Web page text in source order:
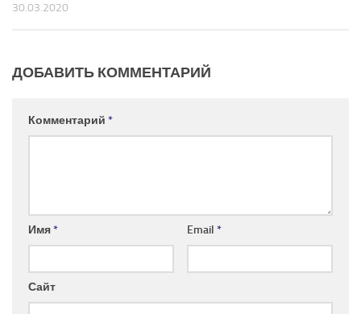
30.03.2020
ДОБАВИТЬ КОММЕНТАРИЙ
Комментарий *
Имя* Email *
Сайт